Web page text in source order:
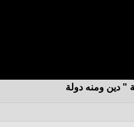
" دين ومنه دولة